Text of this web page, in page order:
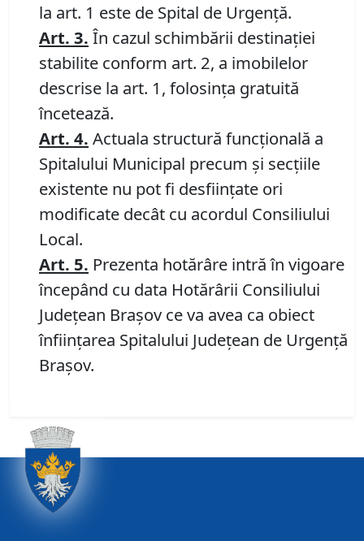
la art. 1 este de Spital de Urgenţă.
Art. 3. În cazul schimbării destinaţiei
stabilite conform art. 2, a imobilelor
descrise la art. 1, folosinţa gratuită
încetează.
Art. 4. Actuala structură funcţională a
Spitalului Municipal precum şi secţiile
existente nu pot fi desfiinţate ori
modificate decât cu acordul Consiliului
Local.
Art. 5. Prezenta hotărâre intră în vigoare
începând cu data Hotărârii Consiliului
Judeţean Braşov ce va avea ca obiect
înfiinţarea Spitalului Judeţean de Urgenţă
Braşov.